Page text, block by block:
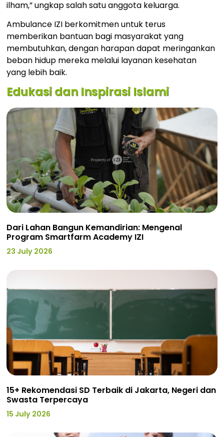
ilham,” ungkap salah satu anggota keluarga.
Ambulance IZI berkomitmen untuk terus
memberikan bantuan bagi masyarakat yang
membutuhkan, dengan harapan dapat meringankan
beban hidup mereka melalui layanan kesehatan
yang lebih baik.
Edukasi dan Inspirasi Islami
Dari Lahan Bangun Kemandirian: Mengenal
Program Smartfarm Academy IZI
23 July 2026
15+ Rekomendasi SD Terbaik di Jakarta, Negeri dan
Swasta Terpercaya
15 July 2026